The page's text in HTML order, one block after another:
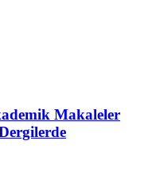
Makaleler